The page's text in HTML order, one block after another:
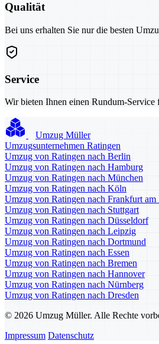
Qualität
Bei uns erhalten Sie nur die besten
Service
Wir bieten Ihnen einen Rundum-
Umzug Müller
Umzugsunternehmen Ratingen
Umzug von Ratingen nach Berlin
Umzug von Ratingen nach Hamburg
Umzug von Ratingen nach München
Umzug von Ratingen nach Köln
Umzug von Ratingen nach Frankfurt am
Umzug von Ratingen nach Stuttgart
Umzug von Ratingen nach Düsseldorf
Umzug von Ratingen nach Leipzig
Umzug von Ratingen nach Dortmund
Umzug von Ratingen nach Essen
Umzug von Ratingen nach Bremen
Umzug von Ratingen nach Hannover
Umzug von Ratingen nach Nürnberg
Umzug von Ratingen nach Dresden
© 2026 Umzug Müller. Alle Rechte
Impressum Datenschutz